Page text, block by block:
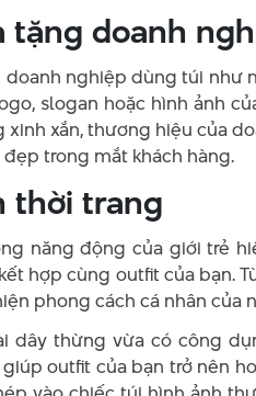
tặng doanh
doanh nghiệp dùng túi
slogan hoặc hình ảnh
xắn, thương hiệu của
trong mắt khách hàng.
thời trang
năng động của giới trẻ
hợp cùng outfit của bạn.
phong cách cá nhân
dây thừng vừa có công
outfit của bạn trở nên